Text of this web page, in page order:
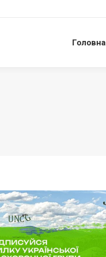
Головна
Головна